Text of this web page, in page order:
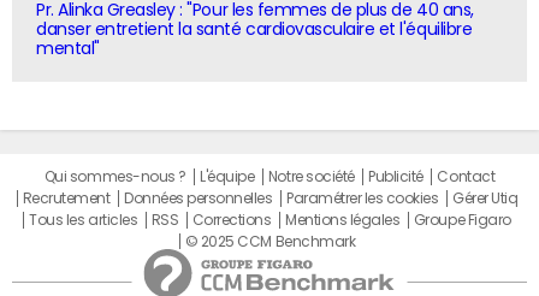
Pr. Alinka Greasley : "Pour les femmes de plus de 40 ans,
danser entretient la santé cardiovasculaire et l'équilibre
mental"
Qui sommes-nous ? L'équipe Notre société Publicité
Contact
Recrutement
Données personnelles Paramétrer les cookies
Gérer Utiq
Tous les articles
RSS Corrections Mentions légales
Groupe Figaro
© 2025 CCM Benchmark